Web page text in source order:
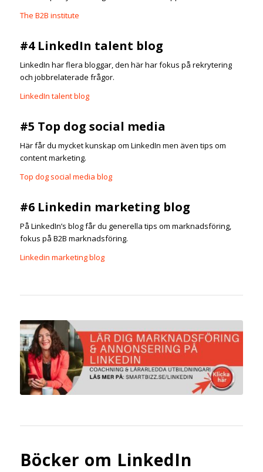
The B2B institute
#4 LinkedIn talent blog
LinkedIn har flera bloggar, den här har fokus på rekrytering
och jobbrelaterade frågor.
LinkedIn talent blog
#5 Top dog social media
Här får du mycket kunskap om LinkedIn men även tips om
content marketing.
Top dog social media blog
#6 Linkedin marketing blog
På LinkedIn’s blog får du generella tips om marknadsföring,
fokus på B2B marknadsföring.
Linkedin marketing blog
Böcker om LinkedIn